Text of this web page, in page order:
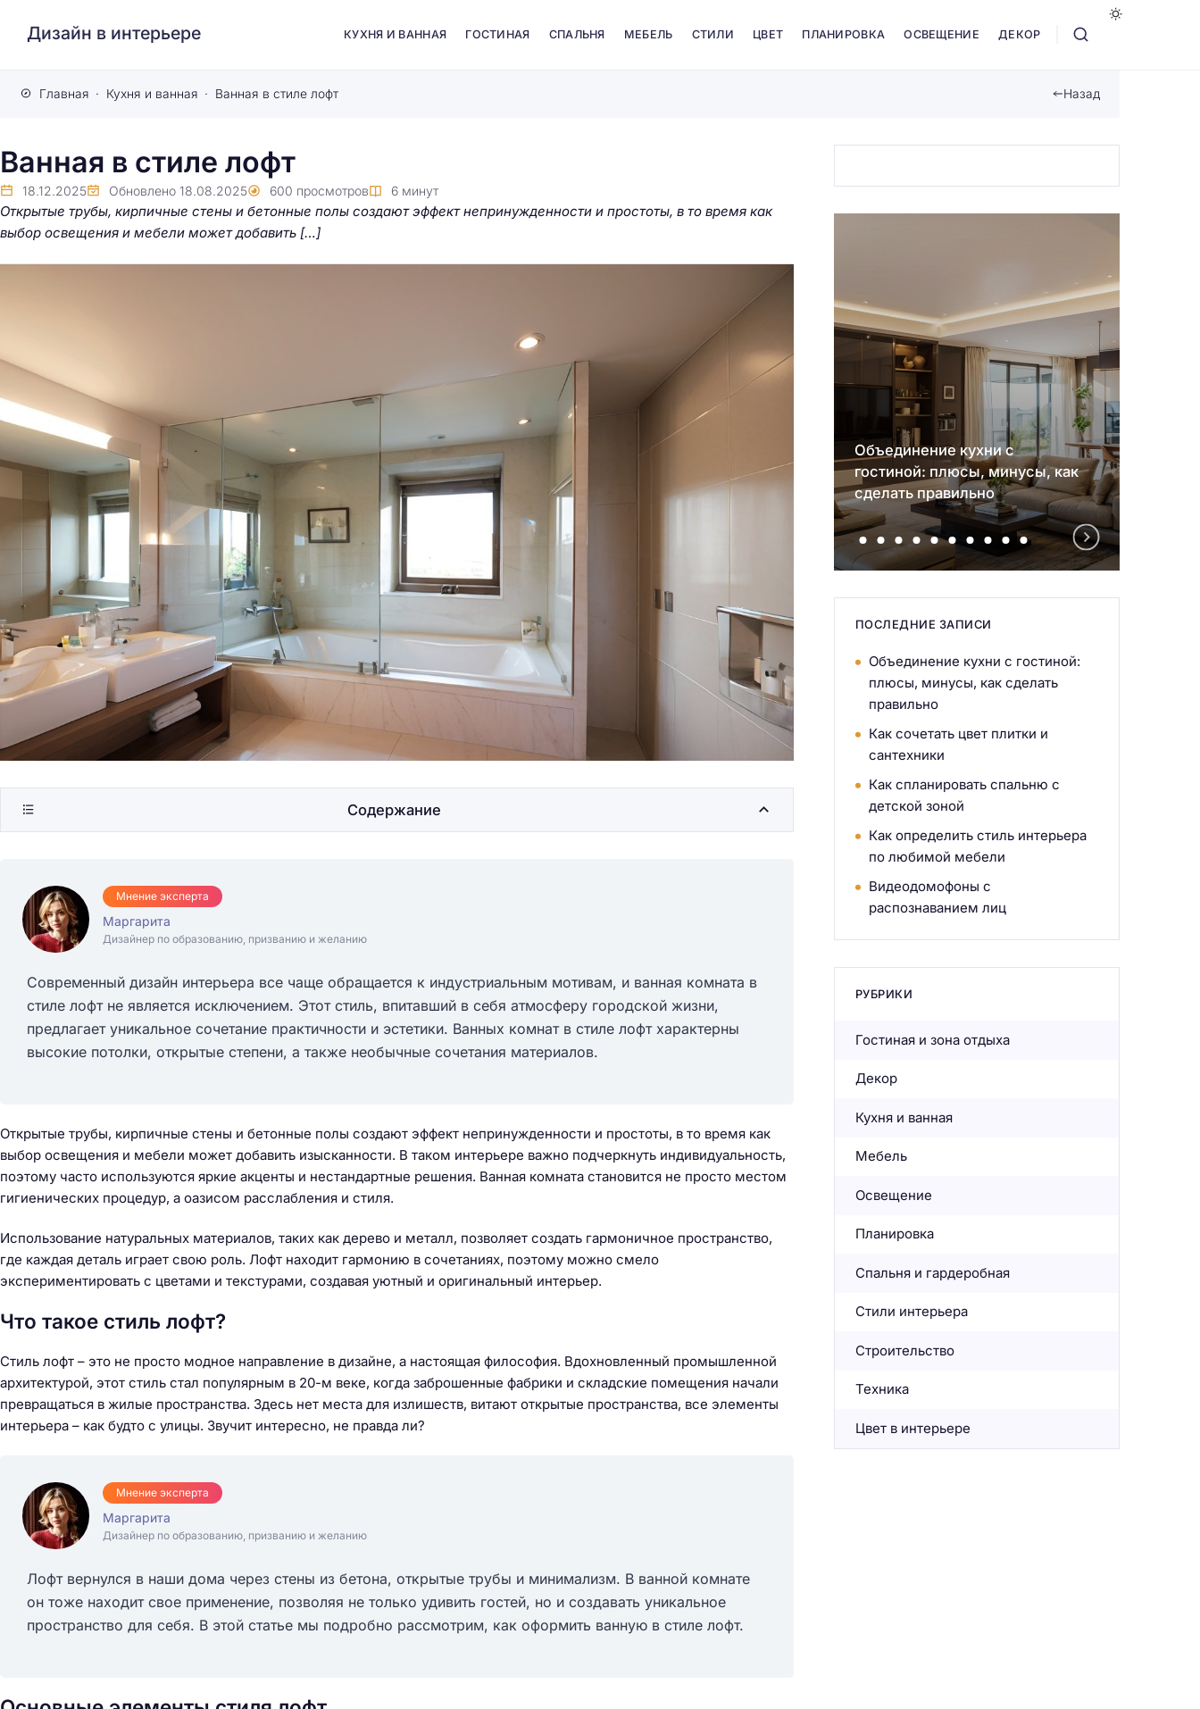
Дизайн в интерьере КУХНЯ И ВАННАЯ ГОСТИНАЯ СПАЛЬНЯ МЕБЕЛЬ СТИЛИ ЦВЕТ ПЛАНИРОВКА ОСВЕЩЕНИЕ ДЕКОР
Главная Кухня и ванная Ванная в стиле лофт Назад
Ванная в стиле лофт
18.12.2025 Обновлено 18.08.2025 600 просмотров 6 минут
Открытые трубы, кирпичные стены и бетонные полы создают эффект непринужденности и простоты, в то время как
выбор освещения и мебели может добавить […]
Мнение эксперта
Маргарита
Дизайнер по образованию, призванию и желанию
Современный дизайн интерьера все чаще обращается к индустриальным мотивам, и ванная комната в
стиле лофт не является исключением. Этот стиль, впитавший в себя атмосферу городской жизни,
предлагает уникальное сочетание практичности и эстетики. Ванных комнат в стиле лофт характерны
высокие потолки, открытые степени, а также необычные сочетания материалов.
Открытые трубы, кирпичные стены и бетонные полы создают эффект непринужденности и простоты, в то время как
выбор освещения и мебели может добавить изысканности. В таком интерьере важно подчеркнуть индивидуальность,
поэтому часто используются яркие акценты и нестандартные решения. Ванная комната становится не просто местом
гигиенических процедур, а оазисом расслабления и стиля.
Использование натуральных материалов, таких как дерево и металл, позволяет создать гармоничное пространство,
где каждая деталь играет свою роль. Лофт находит гармонию в сочетаниях, поэтому можно смело
экспериментировать с цветами и текстурами, создавая уютный и оригинальный интерьер.
Что такое стиль лофт?
Стиль лофт – это не просто модное направление в дизайне, а настоящая философия. Вдохновленный промышленной
архитектурой, этот стиль стал популярным в 20-м веке, когда заброшенные фабрики и складские помещения начали
превращаться в жилые пространства. Здесь нет места для излишеств, витают открытые пространства, все элементы
интерьера – как будто с улицы. Звучит интересно, не правда ли?
Мнение эксперта
Маргарита
Дизайнер по образованию, призванию и желанию
Лофт вернулся в наши дома через стены из бетона, открытые трубы и минимализм. В ванной комнате
он тоже находит свое применение, позволяя не только удивить гостей, но и создавать уникальное
пространство для себя. В этой статье мы подробно рассмотрим, как оформить ванную в стиле лофт.
Содержание
Фасадная подсветка дома
Безопасность данных в
системе умного дома
Объединение кухни с
гостиной: плюсы, минусы, как
сделать правильно
ПОСЛЕДНИЕ ЗАПИСИ
Объединение кухни с гостиной:
плюсы, минусы, как сделать
правильно
Как сочетать цвет плитки и
сантехники
Как спланировать спальню с
детской зоной
Как определить стиль интерьера
по любимой мебели
Видеодомофоны с
распознаванием лиц
РУБРИКИ
Гостиная и зона отдыха
Декор
Кухня и ванная
Мебель
Освещение
Планировка
Спальня и гардеробная
Стили интерьера
Строительство
Техника
Цвет в интерьере